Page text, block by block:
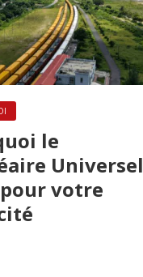
le
Universel
votre